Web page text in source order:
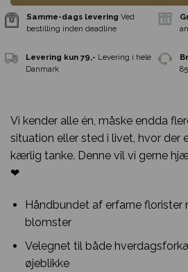
Vi kender alle én, måske endda
situation eller sted i livet, hvor der
kærlig tanke. Denne vil vi gerne
❤
Håndbundet af erfarne
blomster
Velegnet til både
øjeblikke
Samme-dags levering